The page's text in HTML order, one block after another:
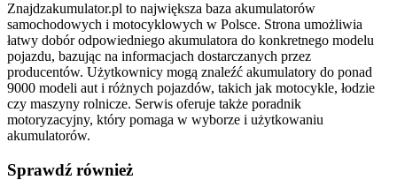
Znajdzakumulator.pl to największa baza akumulatorów
samochodowych i motocyklowych w Polsce. Strona umożliwia
łatwy dobór odpowiedniego akumulatora do konkretnego modelu
pojazdu, bazując na informacjach dostarczanych przez
producentów. Użytkownicy mogą znaleźć akumulatory do ponad
9000 modeli aut i różnych pojazdów, takich jak motocykle, łodzie
czy maszyny rolnicze. Serwis oferuje także poradnik
motoryzacyjny, który pomaga w wyborze i użytkowaniu
akumulatorów.
Sprawdź również